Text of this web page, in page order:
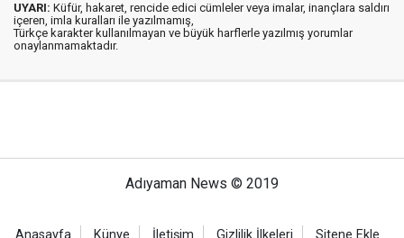
UYARI: Küfür, hakaret, rencide edici cümleler veya imalar, inançlara saldırı
içeren, imla kuralları ile yazılmamış,
Türkçe karakter kullanılmayan ve büyük harflerle yazılmış yorumlar
onaylanmamaktadır.
Adıyaman News © 2019